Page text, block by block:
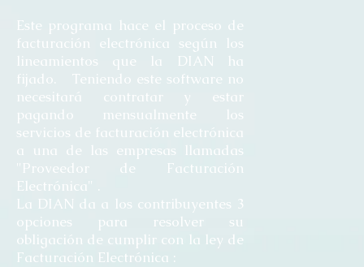
Este programa hace el proceso de
facturación electrónica según los
lineamientos que la DIAN ha
fijado. Teniendo este software no
necesitará contratar y estar
pagando mensualmente los
servicios de facturación electrónica
a una de las empresas llamadas
"Proveedor de Facturación
Electrónica" .
La DIAN da a los contribuyentes 3
opciones para resolver su
obligación de cumplir con la ley de
Facturación Electrónica :